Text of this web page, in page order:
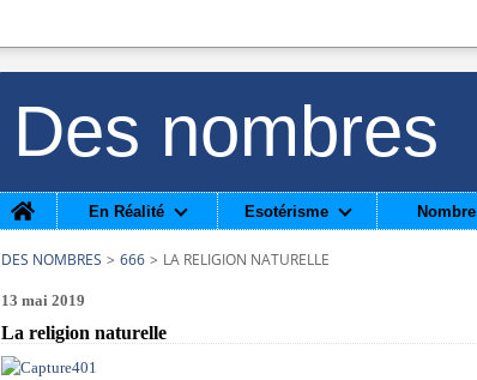
Des nombres
Home
En Réalité Esotérisme Nombre
DES NOMBRES > 666 > LA RELIGION NATURELLE
13 mai 2019
La religion naturelle